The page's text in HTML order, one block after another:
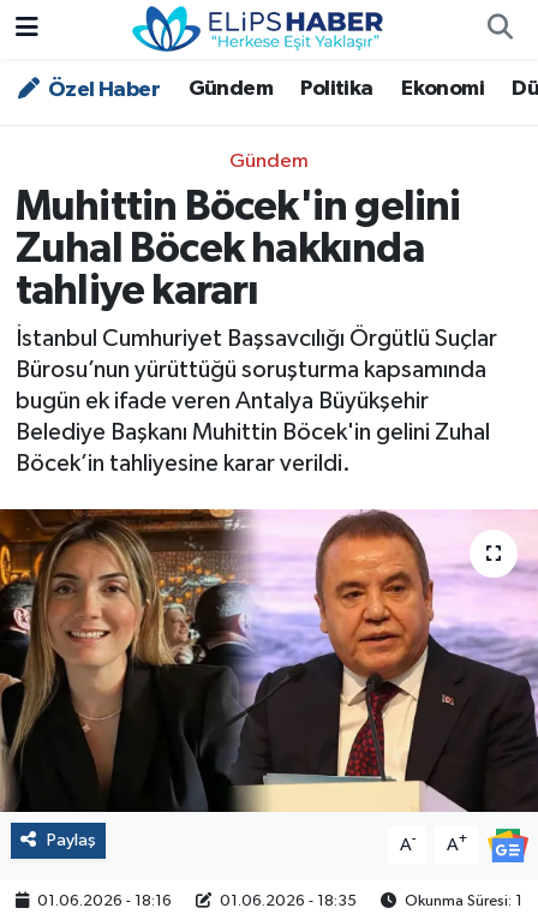
Özel Haber Gündem Politika Ekonomi
Gündem
Muhittin Böcek'in gelini
Zuhal Böcek hakkında
tahliye kararı
İstanbul Cumhuriyet Başsavcılığı Örgütlü Suçlar
Bürosu’nun yürüttüğü soruşturma kapsamında
bugün ek ifade veren Antalya Büyükşehir
Belediye Başkanı Muhittin Böcek'in gelini Zuhal
Böcek’in tahliyesine karar verildi.
Paylaş A- A+
01.06.2026 - 18:16 01.06.2026 - 18:35
Okunma Süresi: 1
Özel Haber
Asayiş
Bilim - Teknoloji
Çevre - İklim
Dünya
Kültür - Sanat
Magazin
Politika
Sağlık
Spor
Yaşam
Çalışma Hayatı
Nöbetçi Eczaneler
Trafik Durumu
Süper Lig Puan Durumu ve Fikstür
Tüm Manşetler
Son Dakika Haberleri